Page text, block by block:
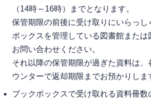
（14時～16時）までとなります。
保管期限の前後に受け取りにいらっし
ボックスを管理している図書館また
お問い合わせください。
それ以降の保管期限が過ぎた資料は、
ウンターで返却期限までお預かりしま
ブックボックスで受け取れる資料冊数